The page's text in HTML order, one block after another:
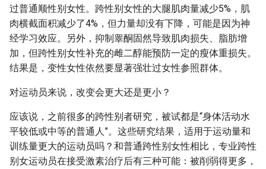
过普通顺性别女性。跨性别女性的大腿肌肉量减少5%，肌
肉横截面积减少了4%，但力量却没有下降，可能是因为神
经学习效应。另外，抑制睾酮固然导致肌肉损失、脂肪增
加，但跨性别女性补充的雌二醇能预防一定的瘦体重损失。
结果是，变性女性依然要显著强壮过女性参照群体。
对运动员来说，改变会更大还是更小？
应该说，之前很多的跨性别者研究，被试都是“身体活动水
平较低或中等的普通人”。这些研究结果，适用于运动量和
训练量更大的运动员吗？和普通跨性别女性相比，专业跨性
别女运动员在接受激素治疗后有三种可能：被削弱得更多，